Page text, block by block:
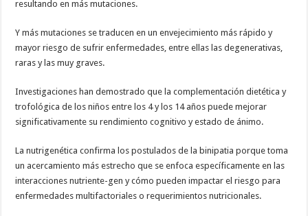
resultando en más mutaciones.
Y más mutaciones se traducen en un envejecimiento más rápido y
mayor riesgo de sufrir enfermedades, entre ellas las degenerativas,
raras y las muy graves.
Investigaciones han demostrado que la complementación dietética y
trofológica de los niños entre los 4 y los 14 años puede mejorar
significativamente su rendimiento cognitivo y estado de ánimo.
La nutrigenética confirma los postulados de la binipatia porque toma
un acercamiento más estrecho que se enfoca específicamente en las
interacciones nutriente-gen y cómo pueden impactar el riesgo para
enfermedades multifactoriales o requerimientos nutricionales.